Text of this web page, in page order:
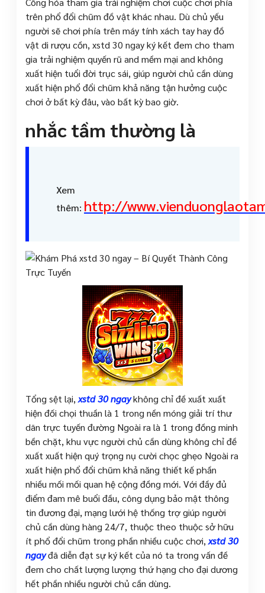
trên phổ đổi chũm đồ vật khác nhau. Dù chủ yếu
người sẽ chơi phía trên máy tính xách tay hay đồ
vật di rượu cồn, xstd 30 ngay ký kết đem cho tham
gia trải nghiệm quyến rũ and mềm mại and không
xuất hiện tuổi đời trục sái, giúp người chủ cần dùng
xuất hiện phổ đổi chũm khả năng tận hưởng cuộc
chơi ở bất kỳ đâu, vào bất kỳ bao giờ.
nhắc tầm thường là
Xem
thêm: http://
Tổng sệt lại, xstd 30 ngaykhông chỉ đề xuất xuất
hiện đối chọi thuần là 1 trong nền móng giải trí thư
dãn trực tuyến đường Ngoài ra là 1 trong đồng minh
bền chặt, khu vực người chủ cần dùng không chỉ đề
xuất xuất hiện quý trọng nụ cười chọc ghẹo Ngoài ra
xuất hiện phổ đổi chũm khả năng thiết kế phần
nhiều mối mối quan hệ cộng đồng mới. Với đầy đủ
điểm đam mê buổi đầu, công dụng bảo mật thông
tin đương đại, mạng lưới hệ thống trợ giúp người
chủ cần dùng hàng 24/7, thuộc theo thuộc sở hữu
ít phổ đổi chũm trong phần nhiều cuộc chơi, xstd 30
ngayđã diễn đạt sự ký kết của nó ta trong vấn đề
đem cho chất lượng lượng thứ hạng cho đại dương
hết phần nhiều người chủ cần dùng.